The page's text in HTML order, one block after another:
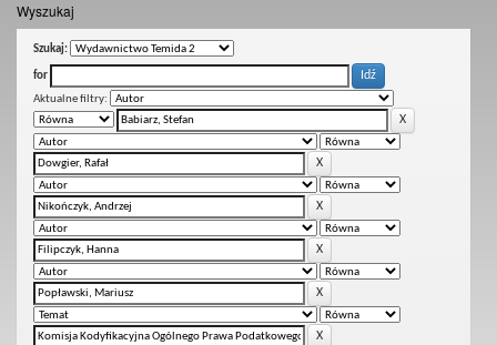
Wyszukaj
Szukaj:
for
Aktualne filtry: